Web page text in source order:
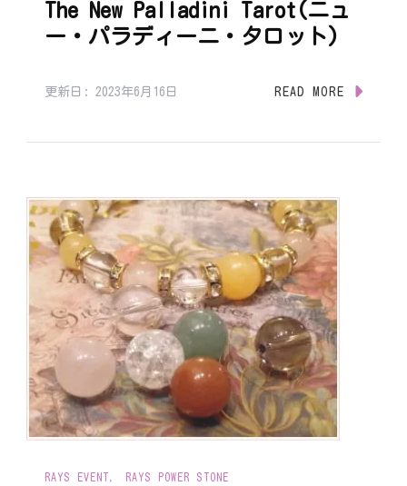
The New Palladini Tarot(ニュ
ー・パラディーニ・タロット)
更新日: 2023年6月16日 READ MORE
RAYS EVENT RAYS POWER STONE